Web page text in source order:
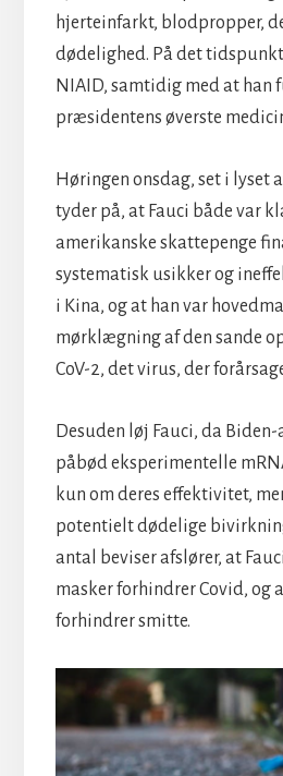
hjerteinfarkt, blodpropper,
dødelighed. På det tidspunkt
NIAID, samtidig med at han
præsidentens øverste
Høringen onsdag, set i lyset
tyder på, at Fauci både var
amerikanske skattepenge
systematisk usikker og
i Kina, og at han var
mørklægning af den sande
CoV-2, det virus, der
Desuden løj Fauci, da
påbød eksperimentelle
kun om deres effektivitet,
potentielt dødelige
antal beviser afslører, at
masker forhindrer Covid, og
forhindrer smitte.